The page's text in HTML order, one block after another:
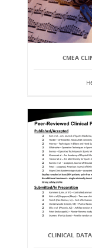
CMEA
CLINICAL